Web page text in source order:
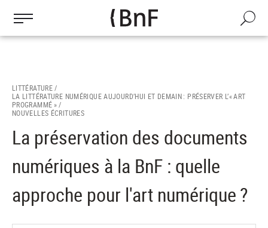
contenu
Recherche
LITTÉRATURE /
LA LITTÉRATURE NUMÉRIQUE AUJOURD’HUI ET DEMAIN : PRÉSERVER L’« ART
PROGRAMMÉ » /
NOUVELLES ÉCRITURES
La préservation des documents
numériques à la BnF : quelle
approche pour l'art numérique ?